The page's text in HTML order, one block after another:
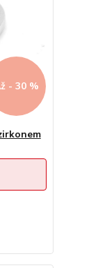
- 30 %